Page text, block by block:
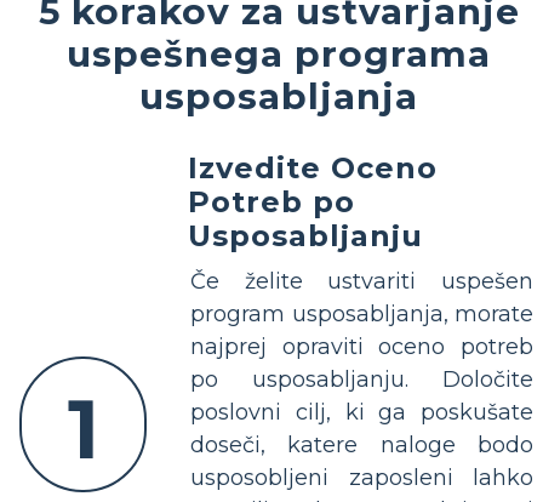
5 korakov za ustvarjanje
uspešnega programa
usposabljanja
1
Izvedite Oceno
Potreb po
Usposabljanju
Če želite ustvariti uspešen
program usposabljanja, morate
najprej opraviti oceno potreb
po usposabljanju. Določite
poslovni cilj, ki ga poskušate
doseči, katere naloge bodo
usposobljeni zaposleni lahko